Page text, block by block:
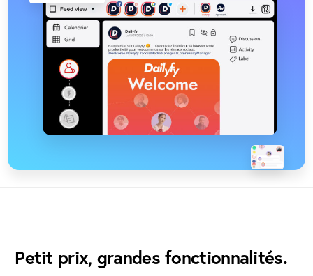
Petit prix, grandes fonctionnalités.